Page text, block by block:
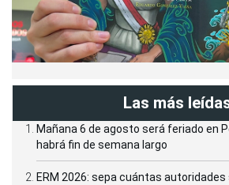
Las más
Mañana 6 de agosto será feriado en
habrá fin de semana largo
ERM 2026: sepa cuántas